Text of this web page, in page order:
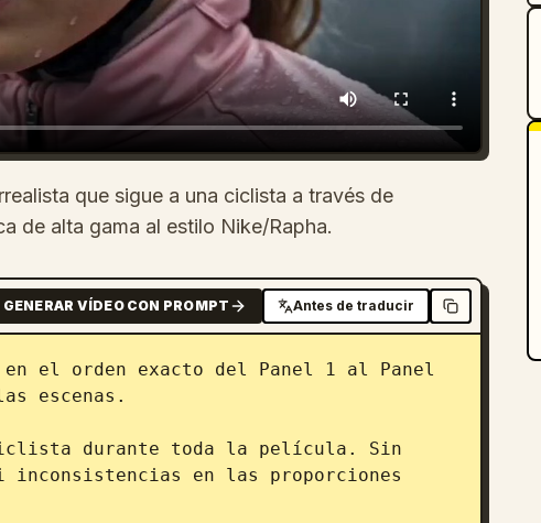
que sigue a una ciclista a través de
de alta gama al estilo Nike/Rapha.
GENERAR VÍDEO CON PROMPT Antes de traducir
el orden exacto del Panel 1 al Panel
escenas.
durante toda la película. Sin
inconsistencias en las proporciones